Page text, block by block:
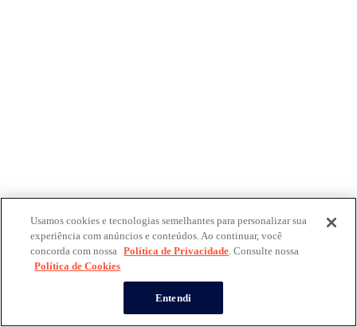
Usamos cookies e tecnologias semelhantes para personalizar sua
experiência com anúncios e conteúdos. Ao continuar, você
concorda com nossa Política de Privacidade. Consulte nossa
Política de Cookies
Entendi